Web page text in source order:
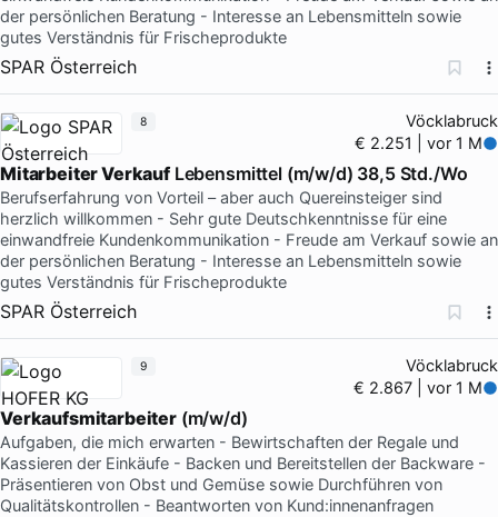
der persönlichen Beratung - Interesse an Lebensmitteln sowie
gutes Verständnis für Frischeprodukte
SPAR Österreich
Vöcklabruck
€ 2.251 | vor 1 M
Mitarbeiter VerkaufLebensmittel (m/w/d) 38,5 Std./Wo
Berufserfahrung von Vorteil – aber auch Quereinsteiger sind
herzlich willkommen - Sehr gute Deutschkenntnisse für eine
einwandfreie Kundenkommunikation - Freude am Verkauf sowie an
der persönlichen Beratung - Interesse an Lebensmitteln sowie
gutes Verständnis für Frischeprodukte
SPAR Österreich
8
Vöcklabruck
€ 2.867 | vor 1 M
Verkaufsmitarbeiter(m/w/d)
Aufgaben, die mich erwarten - Bewirtschaften der Regale und
Kassieren der Einkäufe - Backen und Bereitstellen der Backware -
Präsentieren von Obst und Gemüse sowie Durchführen von
Qualitätskontrollen - Beantworten von Kund:innenanfragen
9